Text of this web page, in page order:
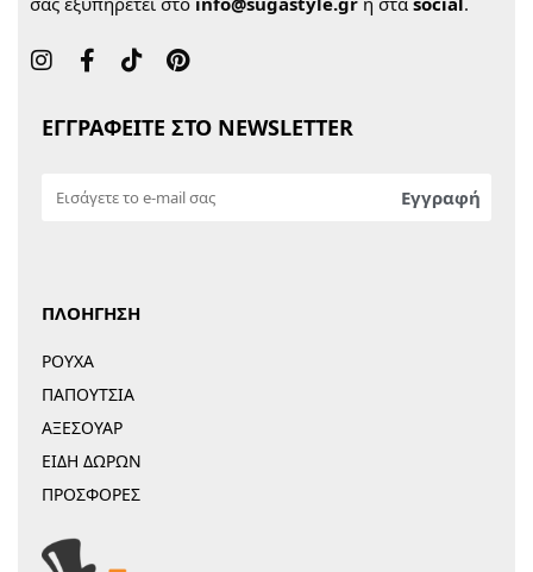
ΕΓΓΡΑΦΕΙΤΕ ΣΤΟ NEWSLETTER
ΠΛΟΗΓΗΣΗ
ΡΟΥΧΑ
ΠΑΠΟΥΤΣΙΑ
ΑΞΕΣΟΥΑΡ
ΕΙΔΗ ΔΩΡΩΝ
ΠΡΟΣΦΟΡΕΣ